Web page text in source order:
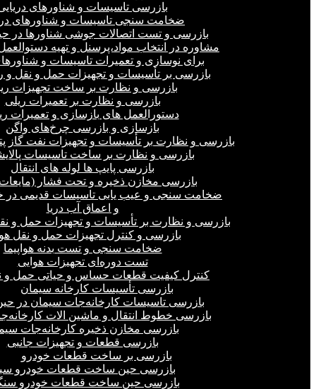
بازرسی تاسیسات و شناورهای
ضخامت سنجی تاسیسات و شناورهای
بازرسی و تست اتصالات جوشی شناورها در
مشاوره در انتخاب مواد،پرسنل و تهیه
برای نوسازی و تعمیرات تاسیسات و
بازرسی بر تأسیسات و تجهیزات حمل و نقل و
بازرسی و نظارت بر ساخت تجهیزات
بازرسی و نظارت بر تعمیرات ریلی
دستورالعمل های بازسازی و تعمیرات
بازسازی و بازرسی چرخ‌های واگن
بازرسی و نظارت بر تأسیسات و تجهیزات نفت گاز
بازرسی و نظارت بر ساخت تاسیسات
بازرسی پایپ ها لوله های انتقال
بازرسی مخازن ذخیره و تحت فشار
ضخامت سنجی و عیب یابی تاسیسات قدیمی در
و اعماق آب دریا
بازرسی و نظارت بر تأسیسات و تجهیزات حمل و
بازرسی و کنترل تجهیزات حمل و نقل
ضخامت سنجی و تست بدنه هواپیما
تست دوره‌ای تجهیزات هوایی
کنترل کیفیت قطعات حساس و حیاتی حمل و
بازرسی تأسیسات کارخانه سیمان
بازرسی تاسیسات کارخانه‌جات سیمان در
بازرسی خطوط انتقال و ماشین الات
بازرسی مخازن ذخیره کارخانه‌جات
بازرسی قطعات و تجهیزات جانبی
بازرسی بر ساخت قطعات خودرو
بازرسی حین ساخت قطعات خودرو
بازرسی حین ساخت قطعات خودرو